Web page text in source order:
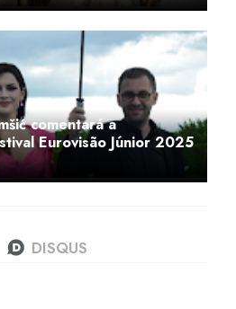
comentará a
Eurovisão Júnior 2025